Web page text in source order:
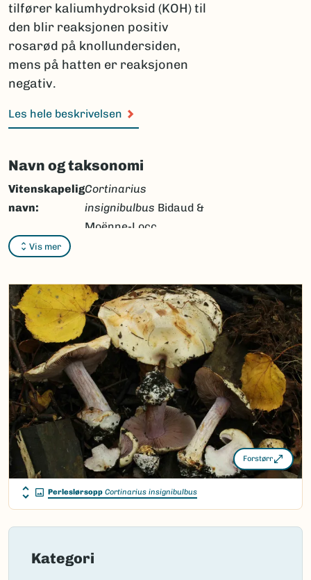
tilfører kaliumhydroksid (KOH) til
den blir reaksjonen positiv
rosarød på knollundersiden,
mens på hatten er reaksjonen
negativ.
Les hele beskrivelsen
Navn og taksonomi
Vis mer
Vitenskapelig
navn:
Cortinarius
insignibulbus Bidaud &
Moënne-Locc.
Synonymer:
Niskanen & Liimat.
Bokmål:perleslørsopp
Nynorsk:
Ingen
Nordsamisk/Davvisámegiella:Ingen
Vitenskapelig navn ID:
52770
Takson ID:
225028
Gå til Nortaxa for flere detaljer
(Ekstern lenke)
Forstørr
Perleslørsopp Cortinarius insignibulbus
Kategori